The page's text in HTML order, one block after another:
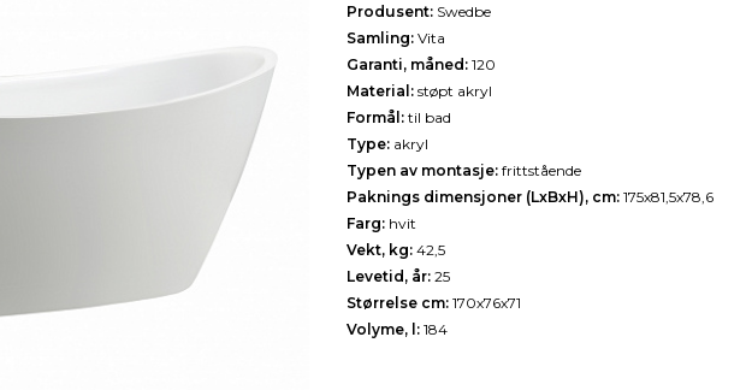
Produsent:Swedbe
Samling:Vita
Garanti, måned:120
Material:støpt akryl
Formål:til bad
Type:akryl
Typen av montasje:frittstående
Paknings dimensjoner (LxBxH), cm:175х81,5х78,6
Farg:hvit
Vekt, kg:42,5
Levetid, år:25
Størrelse cm:170х76х71
Volyme, l:184